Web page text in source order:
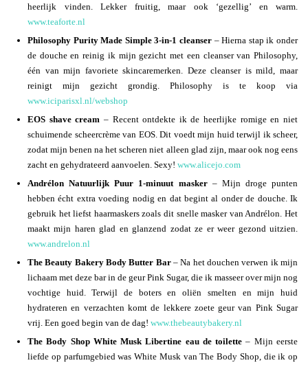
heerlijk vinden. Lekker fruitig, maar ook ‘gezellig’ en warm.
www.teaforte.nl
Philosophy Purity Made Simple 3-in-1 cleanser – Hierna stap ik onder
de douche en reinig ik mijn gezicht met een cleanser van Philosophy,
één van mijn favoriete skincaremerken. Deze cleanser is mild, maar
reinigt mijn gezicht grondig. Philosophy is te koop via
www.iciparisxl.nl/webshop
EOS shave cream – Recent ontdekte ik de heerlijke romige en niet
schuimende scheercrème van EOS. Dit voedt mijn huid terwijl ik scheer,
zodat mijn benen na het scheren niet alleen glad zijn, maar ook nog eens
zacht en gehydrateerd aanvoelen. Sexy! www.alicejo.com
Andrélon Natuurlijk Puur 1-minuut masker– Mijn droge punten
hebben écht extra voeding nodig en dat begint al onder de douche. Ik
gebruik het liefst haarmaskers zoals dit snelle masker van Andrélon. Het
maakt mijn haren glad en glanzend zodat ze er weer gezond uitzien.
www.andrelon.nl
The Beauty Bakery Body Butter Bar– Na het douchen verwen ik mijn
lichaam met deze bar in de geur Pink Sugar, die ik masseer over mijn nog
vochtige huid. Terwijl de boters en oliën smelten en mijn huid
hydrateren en verzachten komt de lekkere zoete geur van Pink Sugar
vrij. Een goed begin van de dag! www.thebeautybakery.nl
The Body Shop White Musk Libertine eau de toilette – Mijn eerste
liefde op parfumgebied was White Musk van The Body Shop, die ik op